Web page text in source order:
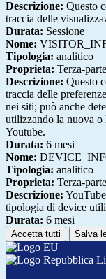
Descrizione: Questo
traccia delle
Durata: Sessione
Nome:
Tipologia: analitico
Proprieta: Terza-parte
Descrizione: Questo
traccia delle
nei siti; può anche
utilizzando la nuova o
Youtube.
Durata: 6 mesi
Nome:
Tipologia: analitico
Proprieta: Terza-parte
Descrizione:
tipologia di device
Durata: 6 mesi
Accetta tutti Salva